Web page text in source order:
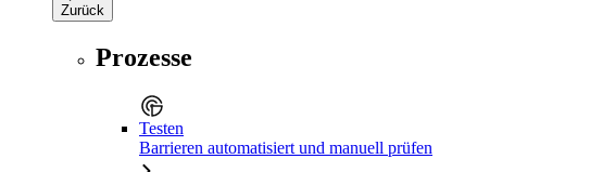
Zurück
Prozesse
Testen
Barrieren automatisiert und manuell prüfen